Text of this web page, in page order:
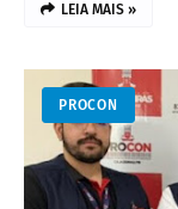
LEIA MAIS »
PROCON